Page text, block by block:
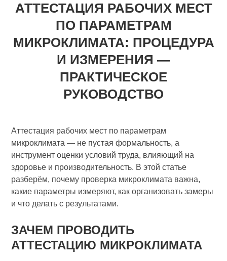
АТТЕСТАЦИЯ РАБОЧИХ МЕСТ
ПО ПАРАМЕТРАМ
МИКРОКЛИМАТА: ПРОЦЕДУРА
И ИЗМЕРЕНИЯ —
ПРАКТИЧЕСКОЕ
РУКОВОДСТВО
Аттестация рабочих мест по параметрам
микроклимата — не пустая формальность, а
инструмент оценки условий труда, влияющий на
здоровье и производительность. В этой статье
разберём, почему проверка микроклимата важна,
какие параметры измеряют, как организовать замеры
и что делать с результатами.
ЗАЧЕМ ПРОВОДИТЬ
АТТЕСТАЦИЮ МИКРОКЛИМАТА